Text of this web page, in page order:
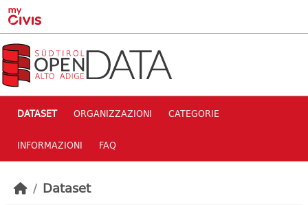
Skip to main content
DATASET ORGANIZZAZIONI CATEGORIE
INFORMAZIONI FAQ
Dataset